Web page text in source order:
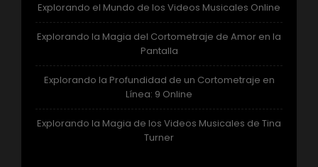
Explorando el Mundo de los Videos Musicales Online
Explorando la Magia del Cortometraje de Amor en la
Pantalla
Explorando la Profundidad de un Cortometraje en
Línea: 9 Online
Explorando la Magia de los Videos Musicales de Tina
Turner